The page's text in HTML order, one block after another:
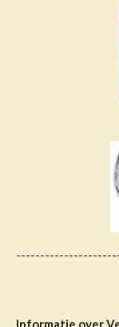
Informatie over